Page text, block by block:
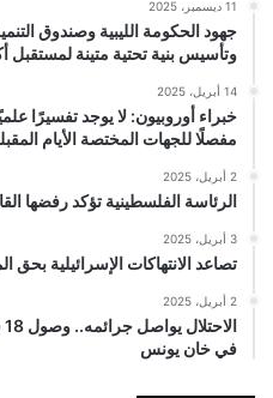
11 ديسمبر، 2025
جهود الحكومة الليبية وصندوق
وتأسيس بنية تحتية متينة لمستقبل
14 أبريل، 2025
خبراء أوروبيون: لا يوجد تفسيرًا
مفصلًا للجهات المختصة الأيام
2 أبريل، 2025
الرئاسة الفلسطينية تؤكد رفضها
3 أبريل، 2025
تصاعد الانتهاكات الإسرائيلية بحق
2 أبريل، 2025
في خان يونس